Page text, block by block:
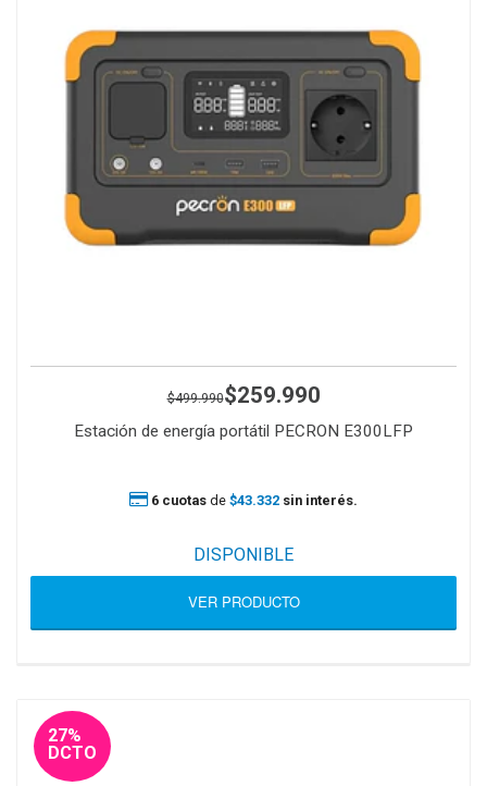
$499.990$259.990
Estación de energía portátil PECRON E300LFP
6 cuotas de $43.332 sin interés.
DISPONIBLE
VER PRODUCTO
27%
DCTO